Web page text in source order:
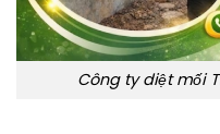
Công ty diệt mối